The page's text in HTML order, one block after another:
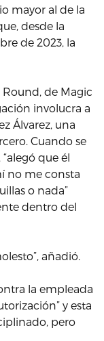
mayor al de la
desde la
de 2023, la
de Magic
involucra a
Álvarez, una
Cuando se
que él
no me consta
o nada”
dentro del
añadió.
la empleada
y esta
pero